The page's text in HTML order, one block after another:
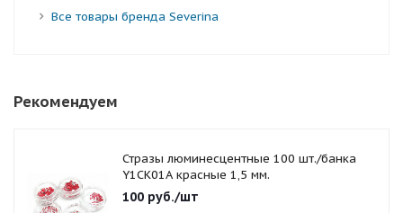
Все товары бренда Severina
Рекомендуем
Стразы люминесцентные 100 шт./банка
Y1CK01A красные 1,5 мм.
100 руб./шт